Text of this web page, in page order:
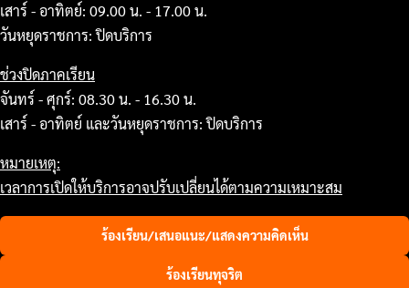
เสาร์ - อาทิตย์: 09.00 น. - 17.00 น.
วันหยุดราชการ: ปิดบริการ
ช่วงปิดภาคเรียน
จันทร์ - ศุกร์: 08.30 น. - 16.30 น.
เสาร์ - อาทิตย์ และวันหยุดราชการ: ปิดบริการ
หมายเหตุ:
เวลาการเปิดให้บริการอาจปรับเปลี่ยนได้ตามความเหมาะสม
ร้องเรียน/เสนอแนะ/แสดงความคิดเห็น
ร้องเรียนทุจริต